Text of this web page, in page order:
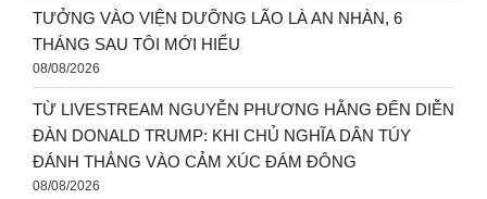
TƯỞNG VÀO VIỆN DƯỠNG LÃO LÀ AN NHÀN, 6
THÁNG SAU TÔI MỚI HIỂU
08/08/2026
TỪ LIVESTREAM NGUYỄN PHƯƠNG HẰNG ĐẾN DIỄN
ĐÀN DONALD TRUMP: KHI CHỦ NGHĨA DÂN TÚY
ĐÁNH THẲNG VÀO CẢM XÚC ĐÁM ĐÔNG
08/08/2026